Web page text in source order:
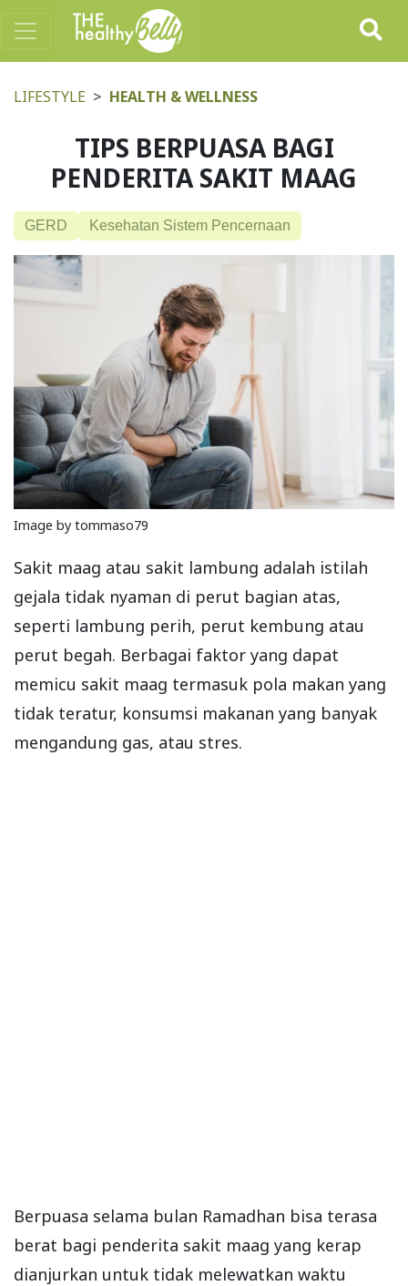
LIFESTYLE HEALTH & WELLNESS
TIPS BERPUASA BAGI
PENDERITA SAKIT MAAG
GERD Kesehatan Sistem Pencernaan
Image by tommaso79
Sakit maag atau sakit lambung adalah istilah
gejala tidak nyaman di perut bagian atas,
seperti lambung perih, perut kembung atau
perut begah. Berbagai faktor yang dapat
memicu sakit maag termasuk pola makan yang
tidak teratur, konsumsi makanan yang banyak
mengandung gas, atau stres.
Berpuasa selama bulan Ramadhan bisa terasa
berat bagi penderita sakit maag yang kerap
dianjurkan untuk tidak melewatkan waktu